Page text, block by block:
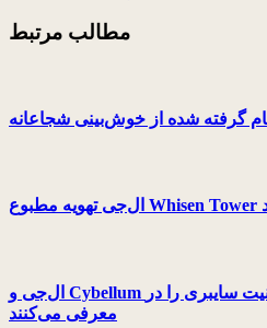
مطالب مرتبط
گرفته شده از خوش‌بینی شجاعانه
ال‌جی و Cybellum سیستم مدیریت امنیت سایبری را در CES 2024
معرفی می‌کنند